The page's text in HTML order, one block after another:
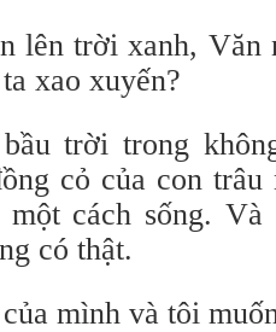
lên trời xanh, Văn
xao xuyến?
trời trong
cỏ của con
cách sống.
có thật.
mình và tôi